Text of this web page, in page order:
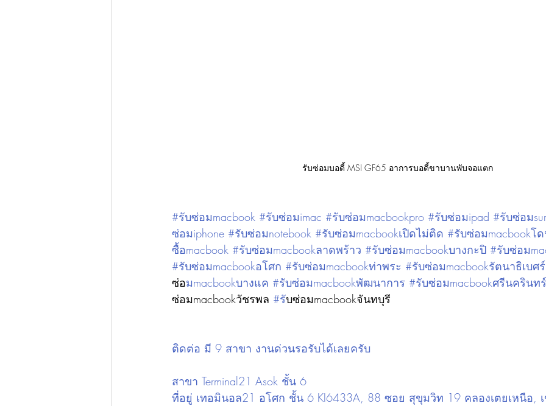
รับซ่อมบอดี้ MSI GF65 อาการบอดี้ขาบานพับจอแตก
#รับซ่อมmacbook #รับซ่อมimac #รับซ่อมmacbookpro #รับซ่อมipad #รับซ่อม
ซ่อมiphone #รับซ่อมnotebook #รับซ่อมmacbookเปิดไม่ติด #รับซ่อมmacbookโ
ซื้อmacbook #รับซ่อมmacbookลาดพร้าว #รับซ่อมmacbookบางกะปิ #รับซ่อม
#รับซ่อมmacbookอโศก #รับซ่อมmacbookท่าพระ #รับซ่อมmacbookรัตนาธิเบศร์
ซ่อมmacbookบางแค #รับซ่อมmacbookพัฒนาการ #รับซ่อมmacbookศรีนครินทร์
ซ่อมmacbookวัชรพล #รับซ่อมmacbookจันทบุรี
ติดต่อ มี 9 สาขา งานด่วนรอรับได้เลยครับ
สาขา Terminal21 Asok ชั้น 6
ที่อยู่ เทอมินอล21 อโศก ชั้น 6 KI6433A, 88 ซอย สุขุมวิท 19 คลองเตยเหนือ,